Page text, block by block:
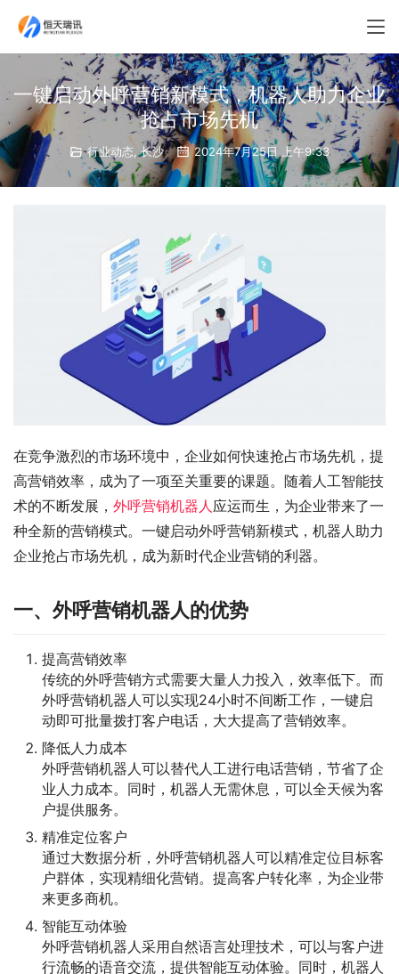
一键启动外呼营销新模式，机器人助力企业
抢占市场先机
行业动态,长沙 2024年7月25日 上午9:33
在竞争激烈的市场环境中，企业如何快速抢占市场先机，提
高营销效率，成为了一项至关重要的课题。随着人工智能技
术的不断发展， 外呼营销机器人应运而生，为企业带来了一
种全新的营销模式。一键启动外呼营销新模式，机器人助力
企业抢占市场先机，成为新时代企业营销的利器。
一、外呼营销机器人的优势
提高营销效率
传统的外呼营销方式需要大量人力投入，效率低下。而
外呼营销机器人可以实现24小时不间断工作，一键启
动即可批量拨打客户电话，大大提高了营销效率。
降低人力成本
外呼营销机器人可以替代人工进行电话营销，节省了企
业人力成本。同时，机器人无需休息，可以全天候为客
户提供服务。
精准定位客户
通过大数据分析，外呼营销机器人可以精准定位目标客
户群体，实现精细化营销。提高客户转化率，为企业带
来更多商机。
智能互动体验
外呼营销机器人采用自然语言处理技术，可以与客户进
行流畅的语音交流，提供智能互动体验。同时，机器人